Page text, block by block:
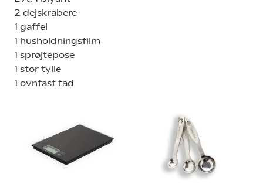
2 dejskrabere
1 gaffel
1 husholdningsfilm
1 sprøjtepose
1 stor tylle
1 ovnfast fad